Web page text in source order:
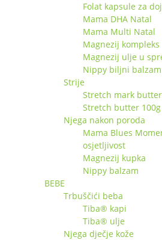
Folat kapsule za
Mama DHA Natal
Mama Multi Natal
Magnezij kompleks
Magnezij ulje u
Nippy biljni balzam
Strije
Stretch mark
Stretch butter 100g
Njega nakon poroda
Mama Blues
osjetljivost
Magnezij kupka
Nippy balzam
BEBE
Trbuščići beba
Tiba® kapi
Tiba® ulje
Njega dječje kože